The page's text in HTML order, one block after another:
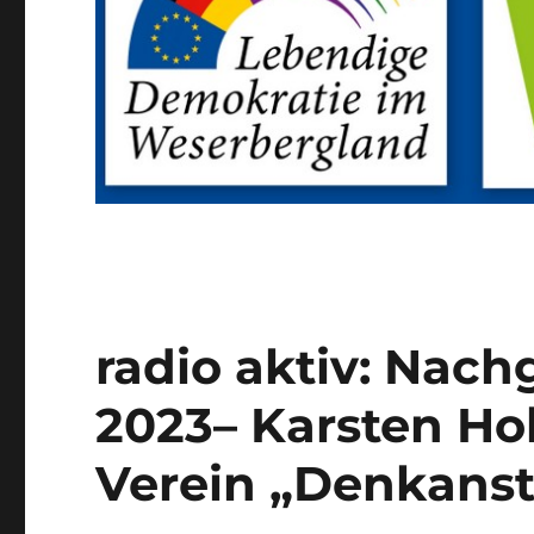
radio aktiv:
2023– Karsten
Verein